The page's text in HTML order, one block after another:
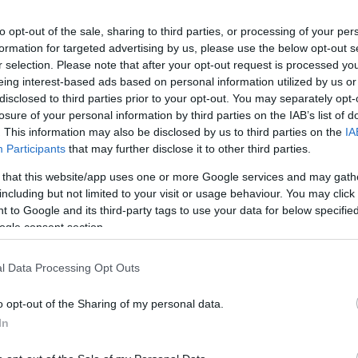
opt-out of the sale, sharing to third parties, or processing of your
for targeted advertising by us, please use the below opt-out
selection. Please note that after your opt-out request is processed
interest-based ads based on personal information utilized by us
to third parties prior to your opt-out. You may separately
of your personal information by third parties on the IAB’s list of
This information may also be disclosed by us to third parties on the
Participants that may further disclose it to other third parties.
that this website/app uses one or more Google services and may
but not limited to your visit or usage behaviour. You may
to Google and its third-party tags to use your data for below
consent section.
Data Processing Opt Outs
opt-out of the Sharing of my personal data.
éves átlövője csütörtöktől magyar
délelőtt tizenegykor a Városháza
végre letette az állampolgársági esküt,
nem csak Magyarország és Dunaújváros, hanem
A fogadalom megtétele után a tizenhét éves lövő
állampolgárként a Himnuszt, majd fogadta a
másfél évvel ezelőtt városunkba érkezett. Az
kétszer is az év játékosa lett, most a
a legjobb lehessen. Ennek érdekében reggeltől
segítenek neki megtanulni a nyelvet. Mint